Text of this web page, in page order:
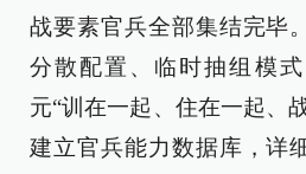
战要素官兵全部集结完毕
分散配置、临时抽组模
元“训在一起、住在一起、
建立官兵能力数据库，详